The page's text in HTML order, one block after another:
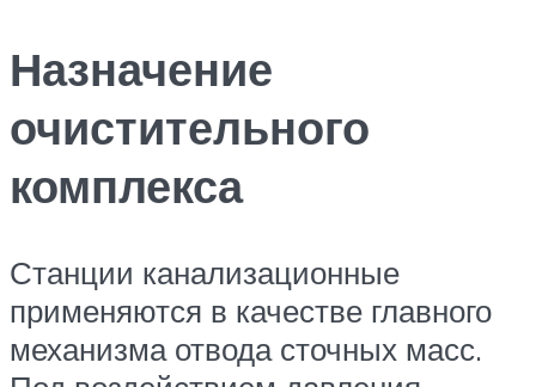
Назначение
очистительного
комплекса
Станции канализационные
применяются в качестве главного
механизма отвода сточных масс.